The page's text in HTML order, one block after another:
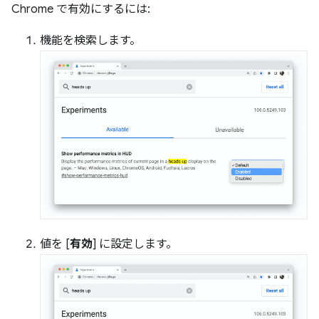
Chrome で有効にするには:
機能を検索します。
値を [有効] に設定します。